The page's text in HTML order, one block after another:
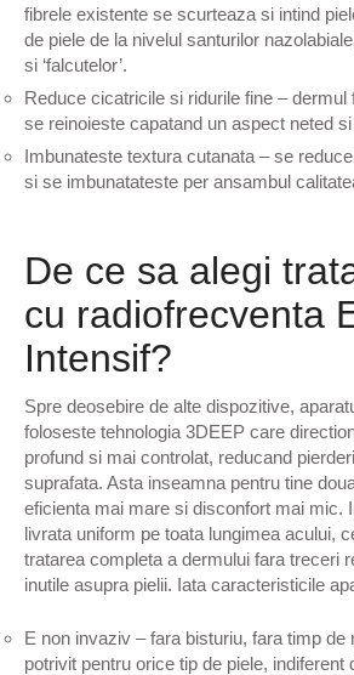
fibrele existente se scurteaza si intind
de piele de la nivelul santurilor
si ‘falcutelor’.
Reduce cicatricile si ridurile fine –
se reinoieste capatand un aspect neted
Imbunateste textura cutanata – se
si se imbunatateste per ansambul
De ce sa alegi
cu radiofrecventa
Intensif?
Spre deosebire de alte dispozitive,
foloseste tehnologia 3DEEP care
profund si mai controlat, reducand
suprafata. Asta inseamna pentru tine
eficienta mai mare si disconfort mai mic.
livrata uniform pe toata lungimea acului,
tratarea completa a dermului fara treceri
inutile asupra pielii. Iata caracteristicile
E non invaziv – fara bisturiu, fara timp de
potrivit pentru orice tip de piele, indiferent